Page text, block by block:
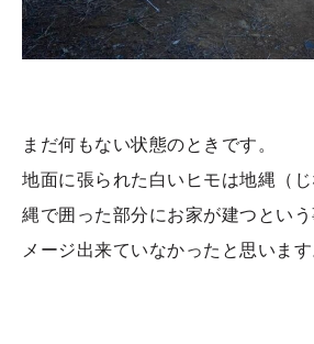
まだ何もない状態のときです。
地面に張られた白いヒモは地縄（
縄で囲った部分にお家が建つとい
メージ出来ていなかったと思います